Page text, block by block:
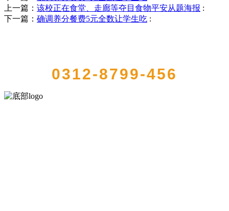
上一篇： 该校正在食堂、走廊等夺目食物平安从题海报 :
下一篇： 确调养分餐费5元全数让学生吃 :
0312-8799-456